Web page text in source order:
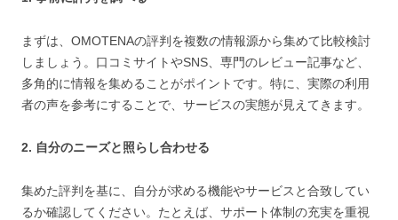
まずは、OMOTENAの評判を複数の情報源から集めて比較検討
しましょう。口コミサイトやSNS、専門のレビュー記事など、
多角的に情報を集めることがポイントです。特に、実際の利用
者の声を参考にすることで、サービスの実態が見えてきます。
2. 自分のニーズと照らし合わせる
集めた評判を基に、自分が求める機能やサービスと合致してい
るか確認してください。たとえば、サポート体制の充実を重視